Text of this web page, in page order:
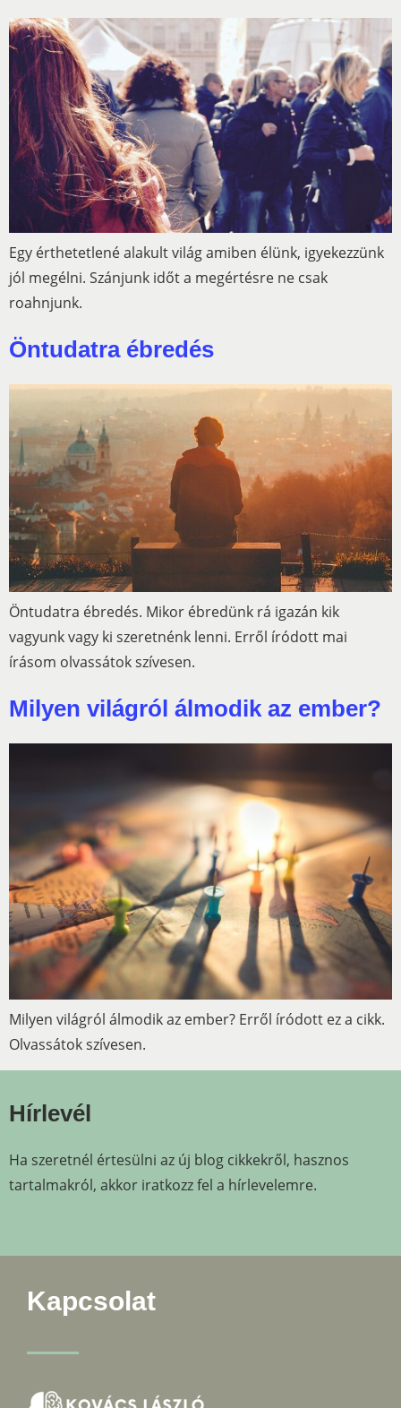
Egy érthetetlené alakult világ amiben élünk, igyekezzünk
jól megélni. Szánjunk időt a megértésre ne csak
roahnjunk.
Öntudatra ébredés
Öntudatra ébredés. Mikor ébredünk rá igazán kik
vagyunk vagy ki szeretnénk lenni. Erről íródott mai
írásom olvassátok szívesen.
Milyen világról álmodik az ember?
Milyen világról álmodik az ember? Erről íródott ez a cikk.
Olvassátok szívesen.
Hírlevél
Ha szeretnél értesülni az új blog cikkekről, hasznos
tartalmakról, akkor iratkozz fel a hírlevelemre.
Kapcsolat